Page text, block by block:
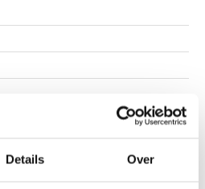
Details Over